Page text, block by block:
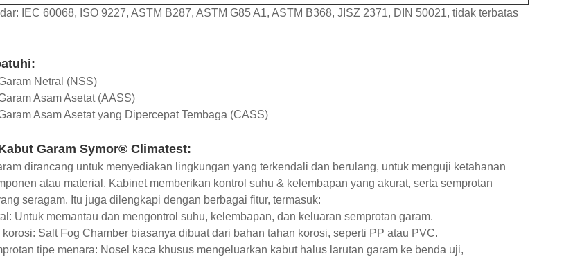
IEC 60068, ISO 9227, ASTM B287, ASTM G85 A1, ASTM B368, JISZ 2371, DIN 50021, tidak terbatas
Netral (NSS)
Asam Asetat (AASS)
Asam Asetat yang Dipercepat Tembaga (CASS)
Garam Symor® Climatest:
dirancang untuk menyediakan lingkungan yang terkendali dan berulang, untuk menguji ketahanan
atau material. Kabinet memberikan kontrol suhu & kelembapan yang akurat, serta semprotan
seragam. Itu juga dilengkapi dengan berbagai fitur, termasuk:
Untuk memantau dan mengontrol suhu, kelembapan, dan keluaran semprotan garam.
korosi: Salt Fog Chamber biasanya dibuat dari bahan tahan korosi, seperti PP atau PVC.
tipe menara: Nosel kaca khusus mengeluarkan kabut halus larutan garam ke benda uji,